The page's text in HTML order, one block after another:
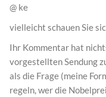
@ ke
vielleicht schauen Sie
Ihr Kommentar hat
vorgestellten Sendung
als die Frage (meine
regeln, wer die